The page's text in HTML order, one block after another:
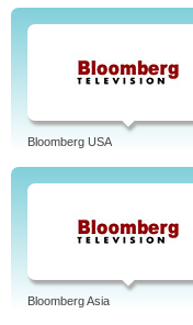
Bloomberg USA
Bloomberg Asia